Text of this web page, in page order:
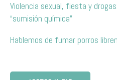
Violencia sexual, fiesta y
“sumisión química”
Hablemos de fumar porros